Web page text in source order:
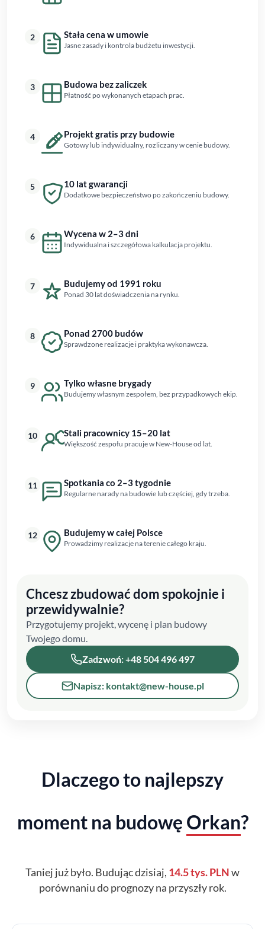
2 Stała cena w umowie
Jasne zasady i kontrola budżetu inwestycji.
3 Budowa bez zaliczek
Płatność po wykonanych etapach prac.
4 Projekt gratis przy budowie
Gotowy lub indywidualny, rozliczany w cenie budowy.
5 10 lat gwarancji
Dodatkowe bezpieczeństwo po zakończeniu budowy.
6 Wycena w 2–3 dni
Indywidualna i szczegółowa kalkulacja projektu.
7 Budujemy od 1991 roku
Ponad 30 lat doświadczenia na rynku.
8 Ponad 2700 budów
Sprawdzone realizacje i praktyka wykonawcza.
9 Tylko własne brygady
Budujemy własnym zespołem, bez przypadkowych ekip.
10 Stali pracownicy 15–20 lat
Większość zespołu pracuje w New-House od lat.
11 Spotkania co 2–3 tygodnie
Regularne narady na budowie lub częściej, gdy trzeba.
12 Budujemy w całej Polsce
Prowadzimy realizacje na terenie całego kraju.
Chcesz zbudować dom spokojnie i
przewidywalnie?
Przygotujemy projekt, wycenę i plan budowy
Twojego domu.
Zadzwoń: +48 504 496 497
Napisz: kontakt@new-house.pl
Dlaczego to najlepszy
moment na budowę Orkan?
Taniej już było. Budując dzisiaj, 14.5 tys. PLNw
porównaniu do prognozy na przyszły rok.